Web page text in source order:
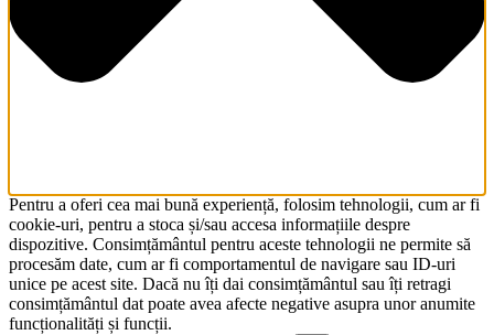
Pentru a oferi cea mai bună experiență, folosim tehnologii, cum ar fi
cookie-uri, pentru a stoca și/sau accesa informațiile despre
dispozitive. Consimțământul pentru aceste tehnologii ne permite să
procesăm date, cum ar fi comportamentul de navigare sau ID-uri
unice pe acest site. Dacă nu îți dai consimțământul sau îți retragi
consimțământul dat poate avea afecte negative asupra unor anumite
funcționalități și funcții.